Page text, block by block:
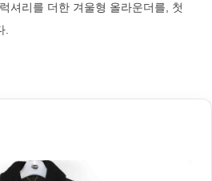
셔리를 더한 겨울형 올라운더를, 첫
.